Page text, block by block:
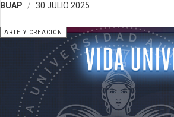
BUAP 30 JULIO 2025
ARTE Y CREACIÓN